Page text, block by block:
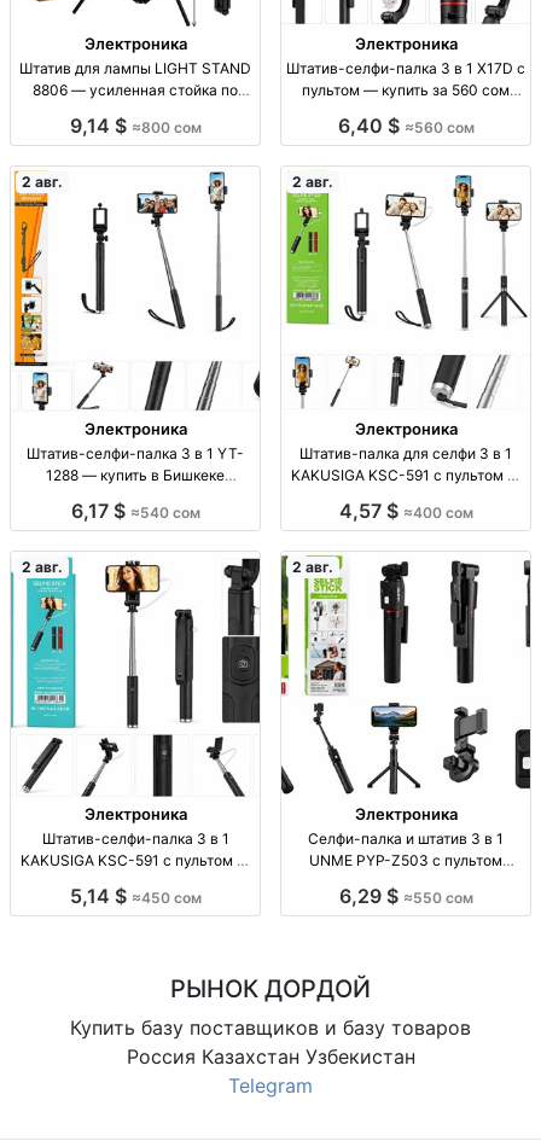
Электроника
Штатив для лампы LIGHT STAND
8806 — усиленная стойка по
лампы, LIGHT STAND 8806,
9,14 $ ≈800 сом
Электроника
Штатив-селфи-палка 3 в 1 X17D с
пультом — купить за 560 сом
пульт ДУ, для смартфона,
6,40 $ ≈560 сом
2 авг.
Электроника
Штатив-селфи-палка 3 в 1 YT-
1288 — купить в Бишкеке
модель YT-1288, хорошее
540 сом
6,17 $ ≈540 сом
2 авг.
Электроника
Штатив-палка для селфи 3 в 1
KAKUSIGA KSC-591 с пультом —
KAKUSIGA KSC-591, пульт ДУ,
сом.
4,57 $ ≈400 сом
2 авг.
Электроника
Штатив-селфи-палка 3 в 1
KAKUSIGA KSC-591 с пультом —
1 KAKUSIGA KSC-591, пульт ДУ,
5,14 $ ≈450 сом
2 авг.
Электроника
Селфи-палка и штатив 3 в 1
UNME PYP-Z503 с пультом
ДУ, UNME PYP-Z503, новое
6,29 $ ≈550 сом
РЫНОК ДОРДОЙ
Купить базу поставщиков и базу товаров
Россия Казахстан Узбекистан
Telegram